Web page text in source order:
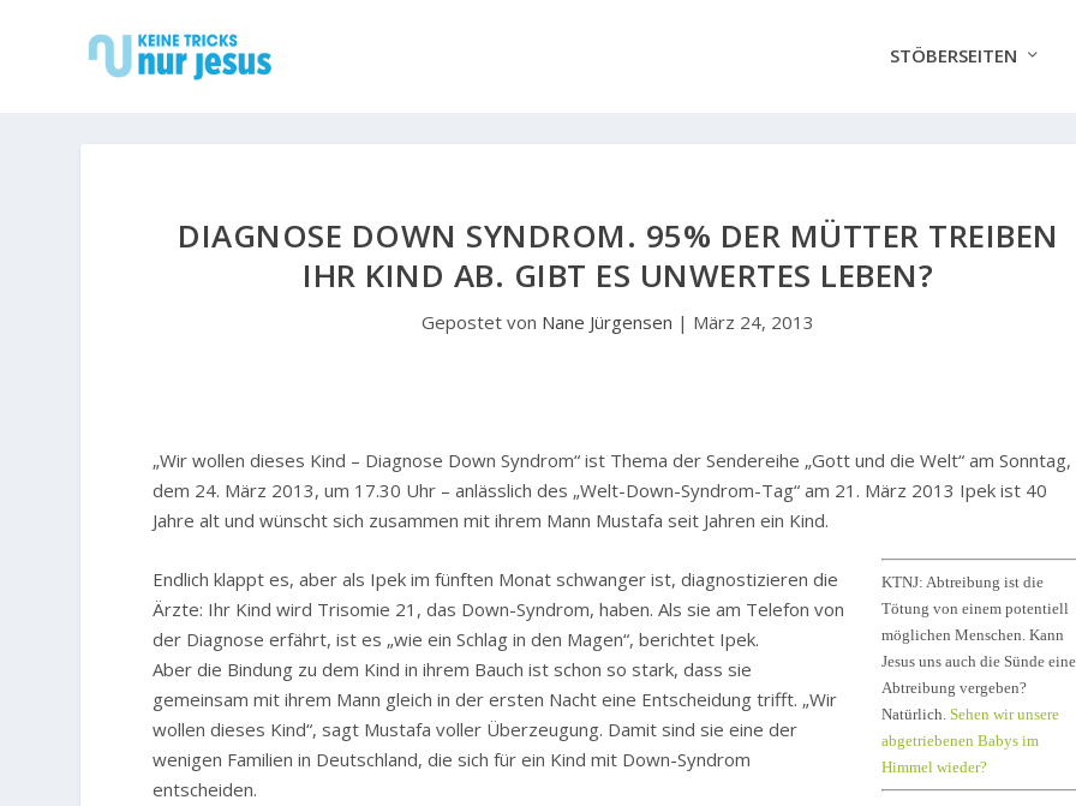
STÖBERSEITEN
DIAGNOSE DOWN SYNDROM. 95% DER MÜTTER TREIBEN
IHR KIND AB. GIBT ES UNWERTES LEBEN?
Gepostet von Nane Jürgensen | März 24, 2013
„Wir wollen dieses Kind – Diagnose Down Syndrom“ ist Thema der Sendereihe „Gott und die Welt“ am Sonntag,
dem 24. März 2013, um 17.30 Uhr – anlässlich des „Welt-Down-Syndrom-Tag“ am 21. März 2013 Ipek ist 40
Jahre alt und wünscht sich zusammen mit ihrem Mann Mustafa seit Jahren ein Kind.
KTNJ: Abtreibung ist die
Tötung von einem potentiell
möglichen Menschen. Kann
Jesus uns auch die Sünde
Abtreibung vergeben?
Natürlich. Sehen wir unsere
abgetriebenen Babys im
Himmel wieder?
Endlich klappt es, aber als Ipek im fünften Monat schwanger ist, diagnostizieren die
Ärzte: Ihr Kind wird Trisomie 21, das Down-Syndrom, haben. Als sie am Telefon von
der Diagnose erfährt, ist es „wie ein Schlag in den Magen“, berichtet Ipek.
Aber die Bindung zu dem Kind in ihrem Bauch ist schon so stark, dass sie
gemeinsam mit ihrem Mann gleich in der ersten Nacht eine Entscheidung trifft. „Wir
wollen dieses Kind“, sagt Mustafa voller Überzeugung. Damit sind sie eine der
wenigen Familien in Deutschland, die sich für ein Kind mit Down-Syndrom
entscheiden.